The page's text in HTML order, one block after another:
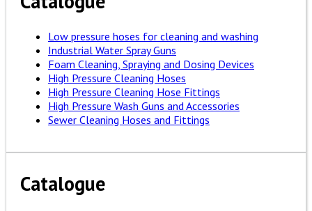
Low pressure hoses for cleaning and washing
Industrial Water Spray Guns
Foam Cleaning, Spraying and Dosing Devices
High Pressure Cleaning Hoses
High Pressure Cleaning Hose Fittings
High Pressure Wash Guns and Accessories
Sewer Cleaning Hoses and Fittings
Catalogue